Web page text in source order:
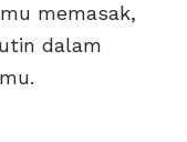
memasak,
dalam